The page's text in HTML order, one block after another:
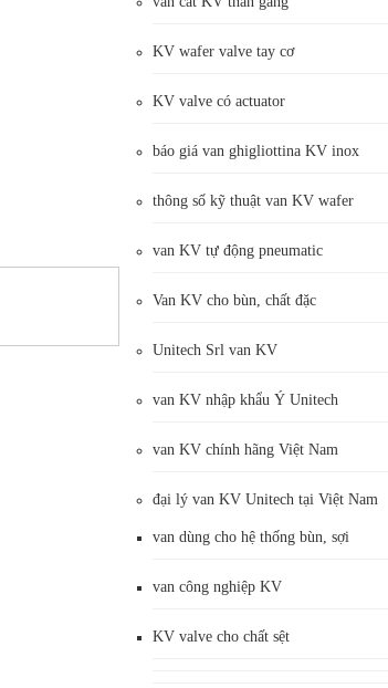
KV wafer valve tay cơ
KV valve có actuator
báo giá van ghigliottina KV inox
thông số kỹ thuật van KV wafer
van KV tự động pneumatic
Van KV cho bùn, chất đặc
Unitech Srl van KV
van KV nhập khẩu Ý Unitech
van KV chính hãng Việt Nam
đại lý van KV Unitech tại Việt Nam
van dùng cho hệ thống bùn, sợi
van công nghiệp KV
KV valve cho chất sệt